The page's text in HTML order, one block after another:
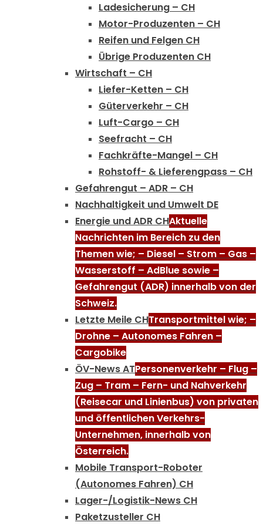
Ladesicherung – CH
Motor-Produzenten – CH
Reifen und Felgen CH
Übrige Produzenten CH
Wirtschaft – CH
Liefer-Ketten – CH
Güterverkehr – CH
Luft-Cargo – CH
Seefracht – CH
Fachkräfte-Mangel – CH
Rohstoff- & Lieferengpass – CH
Gefahrengut – ADR – CH
Nachhaltigkeit und Umwelt DE
Energie und ADR CHAktuelle
Nachrichten im Bereich zu den
Themen wie; – Diesel – Strom – Gas –
Wasserstoff – AdBlue sowie –
Gefahrengut (ADR) innerhalb von der
Schweiz.
Letzte Meile CHTransportmittel wie; –
Drohne – Autonomes Fahren –
Cargobike
ÖV-News ATPersonenverkehr – Flug –
Zug – Tram – Fern- und Nahverkehr
(Reisecar und Linienbus) von privaten
und öffentlichen Verkehrs-
Unternehmen, innerhalb von
Österreich.
Mobile Transport-Roboter
(Autonomes Fahren) CH
Lager-/Logistik-News CH
Paketzusteller CH